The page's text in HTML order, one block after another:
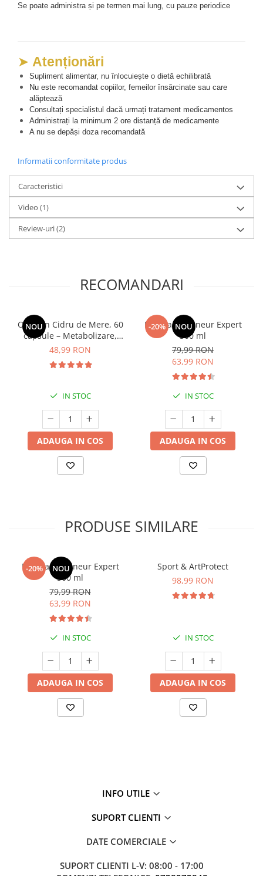
Se poate administra și pe termen mai lung, cu pauze periodice
➤ Atenționări
Supliment alimentar, nu înlocuiește o dietă echilibrată
Nu este recomandat copiilor, femeilor însărcinate sau care
alăptează
Consultați specialistul dacă urmați tratament medicamentos
Administrați la minimum 2 ore distanță de medicamente
A nu se depăși doza recomandată
Informatii conformitate produs
Caracteristici
Video (1)
Review-uri(2)
RECOMANDARI
NOU
Oțet din Cidru de Mere, 60
capsule – Metabolizare,
Controlul Glicemiei și
48,99 RON
IN STOC
ADAUGA IN COS
-20% NOU
Manhaē Draineur Expert
500 ml
79,99 RON
63,99 RON
IN STOC
ADAUGA IN COS
PRODUSE SIMILARE
-20% NOU
Manhaē Draineur Expert
500 ml
79,99 RON
63,99 RON
IN STOC
ADAUGA IN COS
Sport & ArtProtect
98,99 RON
IN STOC
ADAUGA IN COS
INFO UTILE
SUPORT CLIENTI
DATE COMERCIALE
SUPORT CLIENTI L-V: 08:00 - 17:00